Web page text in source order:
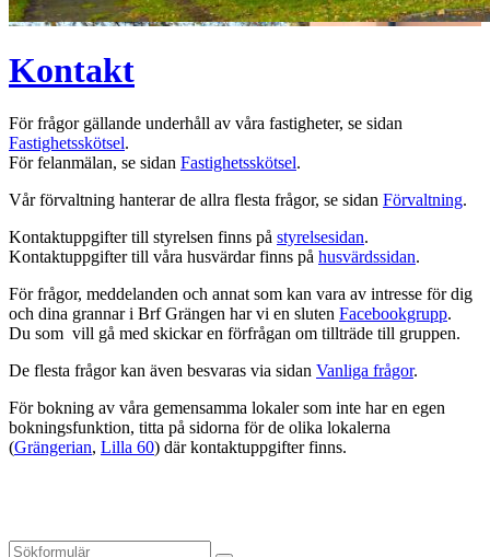
Kontakt
För frågor gällande underhåll av våra fastigheter, se sidan
Fastighetsskötsel.
För felanmälan, se sidan Fastighetsskötsel.
Vår förvaltning hanterar de allra flesta frågor, se sidan Förvaltning.
Kontaktuppgifter till styrelsen finns på styrelsesidan.
Kontaktuppgifter till våra husvärdar finns på husvärdssidan.
För frågor, meddelanden och annat som kan vara av intresse för dig
och dina grannar i Brf Grängen har vi en sluten Facebookgrupp.
Du som vill gå med skickar en förfrågan om tillträde till gruppen.
De flesta frågor kan även besvaras via sidan Vanliga frågor.
För bokning av våra gemensamma lokaler som inte har en egen
bokningsfunktion, titta på sidorna för de olika lokalerna
(Grängerian, Lilla 60) där kontaktuppgifter finns.